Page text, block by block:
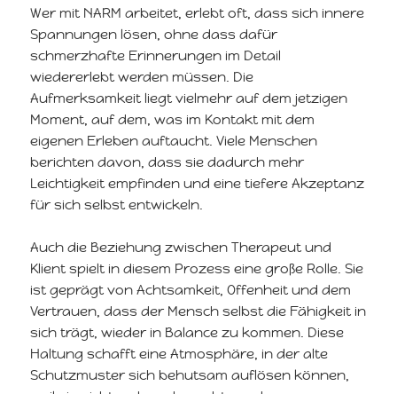
Wer mit NARM arbeitet, erlebt oft, dass sich innere
Spannungen lösen, ohne dass dafür
schmerzhafte Erinnerungen im Detail
wiedererlebt werden müssen. Die
Aufmerksamkeit liegt vielmehr auf dem jetzigen
Moment, auf dem, was im Kontakt mit dem
eigenen Erleben auftaucht. Viele Menschen
berichten davon, dass sie dadurch mehr
Leichtigkeit empfinden und eine tiefere Akzeptanz
für sich selbst entwickeln.
Auch die Beziehung zwischen Therapeut und
Klient spielt in diesem Prozess eine große Rolle. Sie
ist geprägt von Achtsamkeit, Offenheit und dem
Vertrauen, dass der Mensch selbst die Fähigkeit in
sich trägt, wieder in Balance zu kommen. Diese
Haltung schafft eine Atmosphäre, in der alte
Schutzmuster sich behutsam auflösen können,